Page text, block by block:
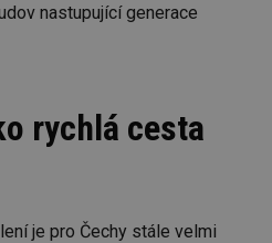
nastupující generace
rychlá cesta
je pro Čechy stále velmi